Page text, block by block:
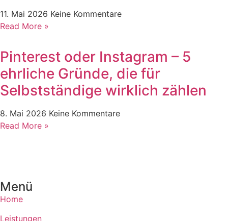
11. Mai 2026 Keine Kommentare
Read More »
Pinterest oder Instagram – 5
ehrliche Gründe, die für
Selbstständige wirklich zählen
8. Mai 2026 Keine Kommentare
Read More »
Menü
Home
Leistungen